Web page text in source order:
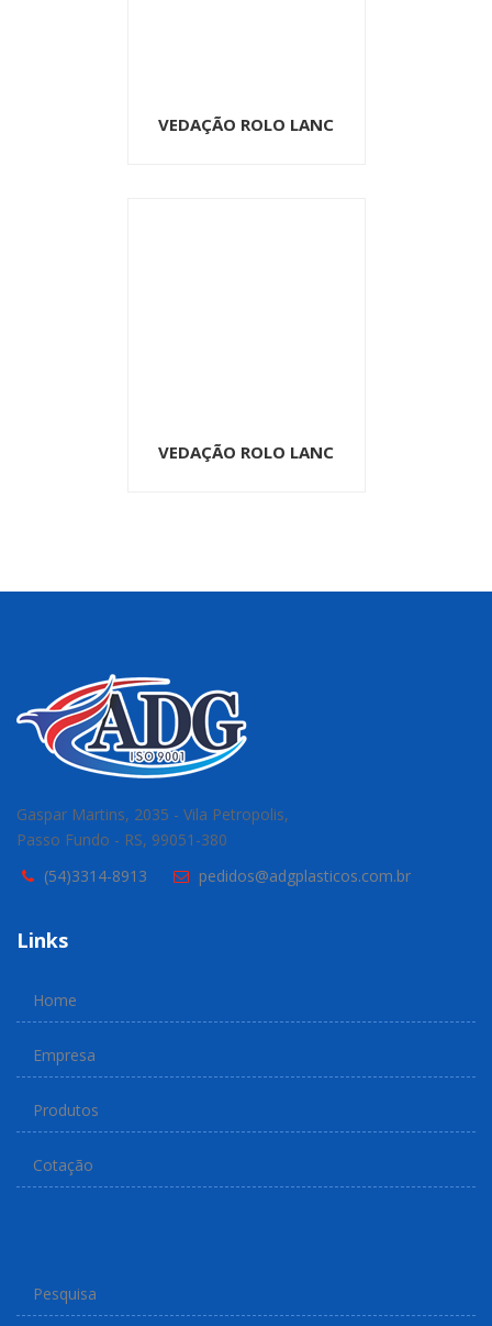
VEDAÇÃO ROLO LANC
VEDAÇÃO ROLO LANC
Gaspar Martins, 2035 - Vila Petropolis,
Passo Fundo - RS, 99051-380
(54)3314-8913
pedidos@adgplasticos.com.br
Links
Home
Empresa
Produtos
Cotação
Pesquisa